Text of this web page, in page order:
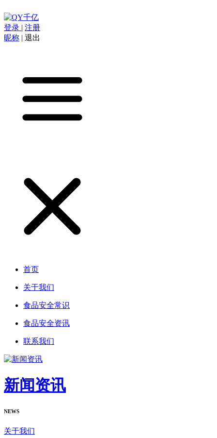
登录 | 注册
昵称 | 退出
首页
关于我们
食品安全常识
食品安全资讯
联系我们
新闻资讯
NEWS
关于我们